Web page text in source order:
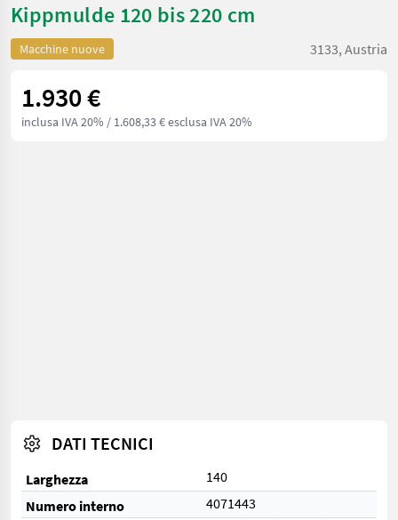
Kippmulde 120 bis 220 cm
Macchine nuove 3133, Austria
1.930 €
inclusa IVA 20% / 1.608,33 € esclusa IVA 20%
DATI TECNICI
Larghezza
140
Numero interno
4071443